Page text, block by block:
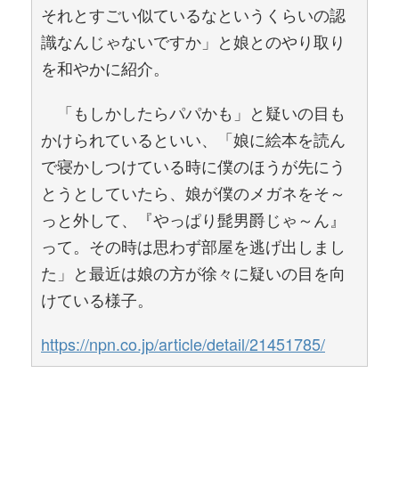
それとすごい似ているなというくらいの認
識なんじゃないですか」と娘とのやり取り
を和やかに紹介。
「もしかしたらパパかも」と疑いの目も
かけられているといい、「娘に絵本を読ん
で寝かしつけている時に僕のほうが先にう
とうとしていたら、娘が僕のメガネをそ～
っと外して、『やっぱり髭男爵じゃ～ん』
って。その時は思わず部屋を逃げ出しまし
た」と最近は娘の方が徐々に疑いの目を向
けている様子。
https://npn.co.jp/article/detail/21451785/